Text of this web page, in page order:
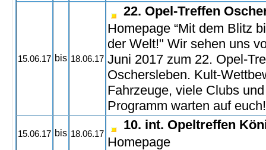
15.06.17 bis 18.06.17
22. Opel-Treffen
Homepage “Mit dem Blitz
der Welt!" Wir sehen uns
Juni 2017 zum 22. Opel-
Oschersleben. Kult-
Fahrzeuge, viele Clubs
Programm warten auf euch!
15.06.17 bis 18.06.17
10. int. Opeltreffen
Homepage